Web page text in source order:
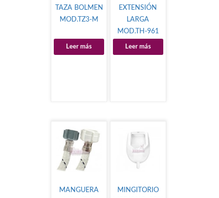
TAZA BOLMEN
MOD.TZ3-M
Leer más
EXTENSIÓN
LARGA
MOD.TH-961
Leer más
MANGUERA
MINGITORIO